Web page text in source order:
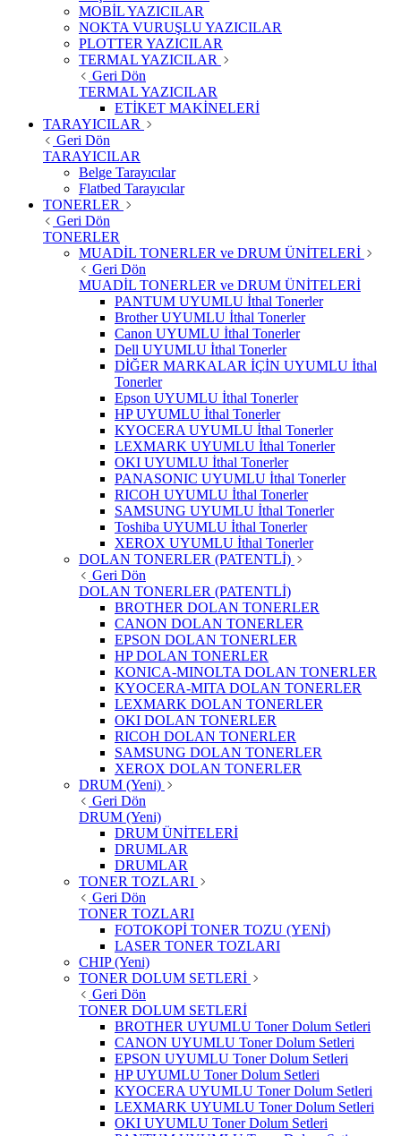
MOBİL YAZICILAR
NOKTA VURUŞLU YAZICILAR
PLOTTER YAZICILAR
TERMAL YAZICILAR
Geri Dön
TERMAL YAZICILAR
ETİKET MAKİNELERİ
TARAYICILAR
Geri Dön
TARAYICILAR
Belge Tarayıcılar
Flatbed Tarayıcılar
TONERLER
Geri Dön
TONERLER
MUADİL TONERLER ve DRUM ÜNİTELERİ
Geri Dön
MUADİL TONERLER ve DRUM ÜNİTELERİ
PANTUM UYUMLU İthal Tonerler
Brother UYUMLU İthal Tonerler
Canon UYUMLU İthal Tonerler
Dell UYUMLU İthal Tonerler
DİĞER MARKALAR İÇİN UYUMLU İthal
Tonerler
Epson UYUMLU İthal Tonerler
HP UYUMLU İthal Tonerler
KYOCERA UYUMLU İthal Tonerler
LEXMARK UYUMLU İthal Tonerler
OKI UYUMLU İthal Tonerler
PANASONIC UYUMLU İthal Tonerler
RICOH UYUMLU İthal Tonerler
SAMSUNG UYUMLU İthal Tonerler
Toshiba UYUMLU İthal Tonerler
XEROX UYUMLU İthal Tonerler
DOLAN TONERLER (PATENTLİ)
Geri Dön
DOLAN TONERLER (PATENTLİ)
BROTHER DOLAN TONERLER
CANON DOLAN TONERLER
EPSON DOLAN TONERLER
HP DOLAN TONERLER
KONICA-MINOLTA DOLAN TONERLER
KYOCERA-MITA DOLAN TONERLER
LEXMARK DOLAN TONERLER
OKI DOLAN TONERLER
RICOH DOLAN TONERLER
SAMSUNG DOLAN TONERLER
XEROX DOLAN TONERLER
DRUM (Yeni)
Geri Dön
DRUM (Yeni)
DRUM ÜNİTELERİ
DRUMLAR
DRUMLAR
TONER TOZLARI
Geri Dön
TONER TOZLARI
FOTOKOPİ TONER TOZU (YENİ)
LASER TONER TOZLARI
CHIP (Yeni)
TONER DOLUM SETLERİ
Geri Dön
TONER DOLUM SETLERİ
BROTHER UYUMLU Toner Dolum Setleri
CANON UYUMLU Toner Dolum Setleri
EPSON UYUMLU Toner Dolum Setleri
HP UYUMLU Toner Dolum Setleri
KYOCERA UYUMLU Toner Dolum Setleri
LEXMARK UYUMLU Toner Dolum Setleri
OKI UYUMLU Toner Dolum Setleri